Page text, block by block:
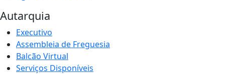
Autarquia
Executivo
Assembleia de Freguesia
Balcão Virtual
Serviços Disponíveis